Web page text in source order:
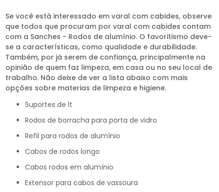
Se você está interessado em varal com cabides, observe
que todos que procuram por varal com cabides contam
com a Sanches - Rodos de alumínio. O favoritismo deve-
se a características, como qualidade e durabilidade.
Também, por já serem de confiança, principalmente na
opinião de quem faz limpeza, em casa ou no seu local de
trabalho. Não deixe de ver a lista abaixo com mais
opções sobre materias de limpeza e higiene.
suportes de lt
rodos de borracha para porta de vidro
refil para rodos de alumínio
cabos de rodos longo
cabos rodos em alumínio
extensor para cabos de vassoura